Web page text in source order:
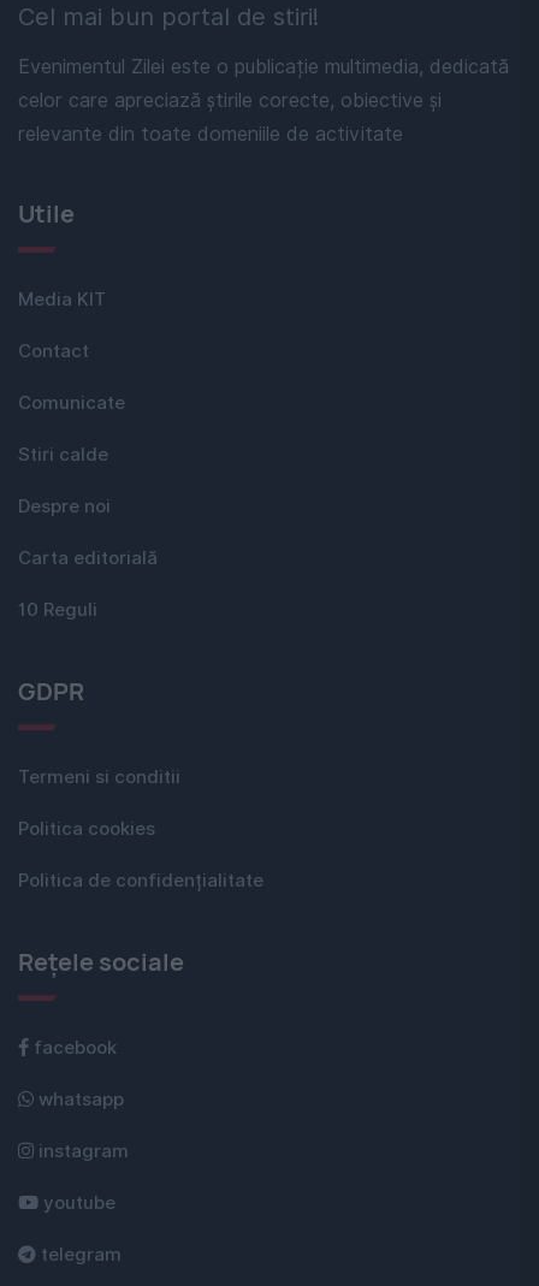
Cel mai bun portal de stiri!
Evenimentul Zilei este o publicație multimedia, dedicată
celor care apreciază știrile corecte, obiective și
relevante din toate domeniile de activitate
Utile
Media KIT
Contact
Comunicate
Stiri calde
Despre noi
Carta editorială
10 Reguli
GDPR
Termeni si conditii
Politica cookies
Politica de confidențialitate
Rețele sociale
facebook
whatsapp
instagram
youtube
telegram